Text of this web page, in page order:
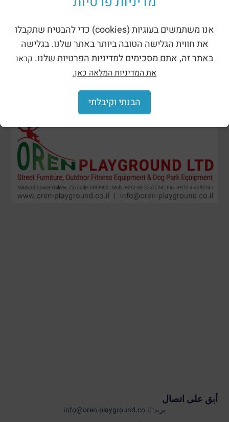
أبق على اتصال
بريد: info@oren-playground.co.il
אנו משתמשים בעוגיות (cookies) כדי להבטיח שתקבלו
את חווית הגלישה הטובה ביותר באתר שלנו. בגלישה
באתר זה, אתם מסכימים למדיניות הפרטיות שלנו. קראו
את המדיניות המלאה כאן.
הבנתי וקיבלתי